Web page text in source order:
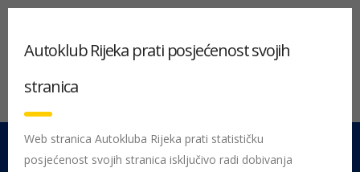
051 212 442 Centrala
Autoklub Rijeka prati posjećenost svojih
stranica
Web stranica Autokluba Rijeka prati statističku
posjećenost svojih stranica isključivo radi dobivanja